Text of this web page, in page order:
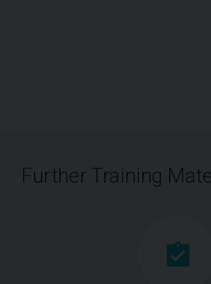
Further Training